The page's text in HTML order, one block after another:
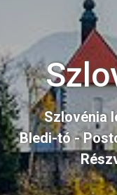
Utazás a
Riga -